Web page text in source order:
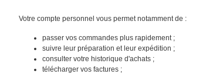
Votre compte personnel vous permet notamment de :
passer vos commandes plus rapidement ;
suivre leur préparation et leur expédition ;
consulter votre historique d'achats ;
télécharger vos factures ;